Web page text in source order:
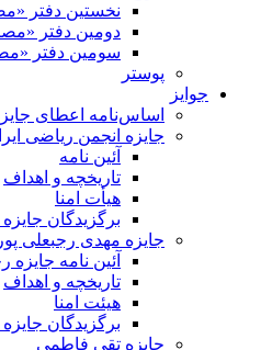
نخستین دفتر
دومین دفتر
سومین دفتر
پوستر
جوایز
اساس‌نامه اعطای
جایزه انجمن ریاضی
آئین نامه
تاریخچه و اهداف
هیأت امنا
برگزیدگان
جایزه مهدی رجبعلی پور
آئین نامه جایزه
تاریخچه و اهداف
هیئت امنا
برگزیدگان
جایزه تقی فاطمی